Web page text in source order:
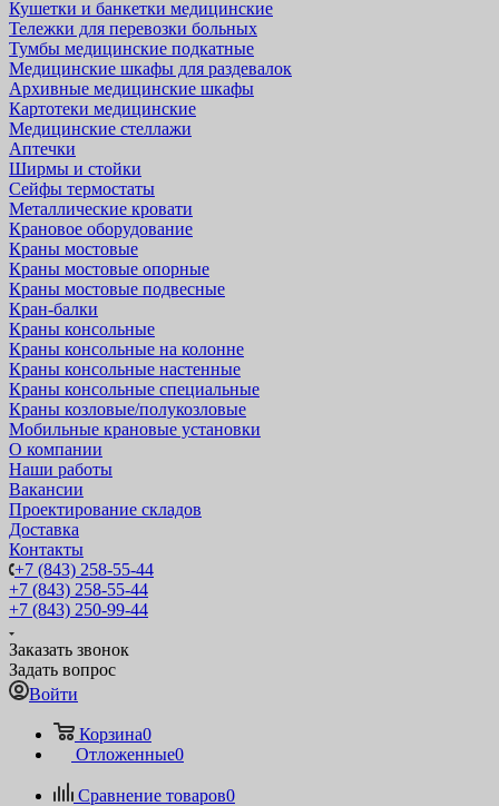
Кушетки и банкетки медицинские
Тележки для перевозки больных
Тумбы медицинские подкатные
Медицинские шкафы для раздевалок
Архивные медицинские шкафы
Картотеки медицинские
Медицинские стеллажи
Аптечки
Ширмы и стойки
Сейфы термостаты
Металлические кровати
Крановое оборудование
Краны мостовые
Краны мостовые опорные
Краны мостовые подвесные
Кран-балки
Краны консольные
Краны консольные на колонне
Краны консольные настенные
Краны консольные специальные
Краны козловые/полукозловые
Мобильные крановые установки
О компании
Наши работы
Вакансии
Проектирование складов
Доставка
Контакты
+7 (843) 258-55-44
+7 (843) 258-55-44
+7 (843) 250-99-44
Заказать звонок
Задать вопрос
Войти
Корзина0
Отложенные0
Сравнение товаров0